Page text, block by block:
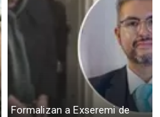
Formalizan a Exseremi de